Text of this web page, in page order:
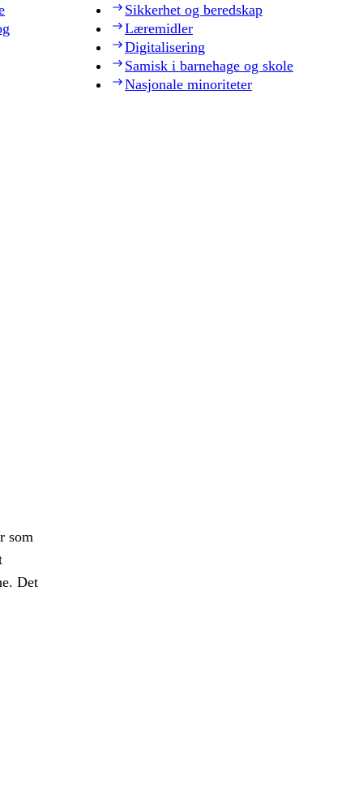
Sikkerhet og beredskap
Læremidler
Digitalisering
Samisk i barnehage og skole
Nasjonale minoriteter
som
Det